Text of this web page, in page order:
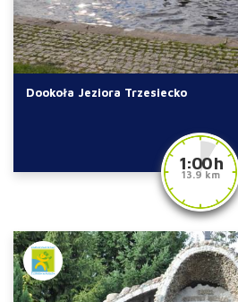
Dookoła Jeziora Trzesiecko
1:00 h
13.9 km